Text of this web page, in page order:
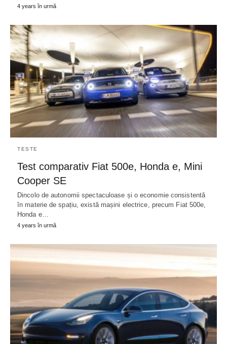
4 years în urmă
TESTE
Test comparativ Fiat 500e, Honda e, Mini
Cooper SE
Dincolo de autonomii spectaculoase și o economie consistentă
în materie de spațiu, există mașini electrice, precum Fiat 500e,
Honda e…
4 years în urmă